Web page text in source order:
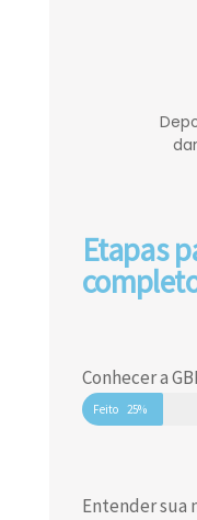
Etapas
Conhecer a
Feito 25%
Entender sua